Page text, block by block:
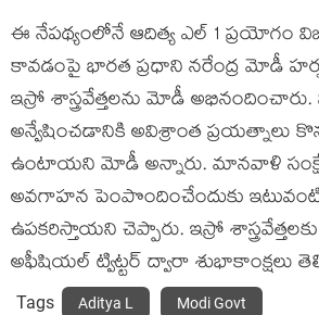
ఈ నేపథ్యంలోనే ఆదిత్య ఎల్ 1 ప్రయోగం
కావడంపై భారత ప్రధాని నరేంద్ర మోడీ
ఇస్రో శాస్త్రవేత్తలను మోడీ అభినందించారు.
అన్వేషించడానికి అవిశ్రాంత ప్రయత్నాలు
ఉంటాయని మోడీ అన్నారు. మానవాళి
అవగాహన పెంపొందించేందుకు
ఉపకరిస్తాయని చెప్పారు. ఇస్రో
అఫీషియల్ ట్విట్టర్ ద్వారా శుభాకాంక్షలు
Tags Aditya L Modi Govt